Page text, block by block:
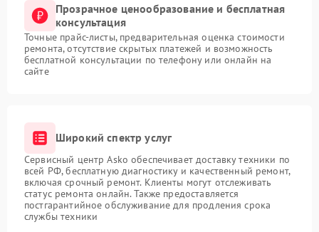
Прозрачное ценообразование и бесплатная
консультация
Точные прайс-листы, предварительная оценка стоимости
ремонта, отсутствие скрытых платежей и возможность
бесплатной консультации по телефону или онлайн на
сайте
Широкий спектр услуг
Сервисный центр Asko обеспечивает доставку техники по
всей РФ, бесплатную диагностику и качественный ремонт,
включая срочный ремонт. Клиенты могут отслеживать
статус ремонта онлайн. Также предоставляется
постгарантийное обслуживание для продления срока
службы техники